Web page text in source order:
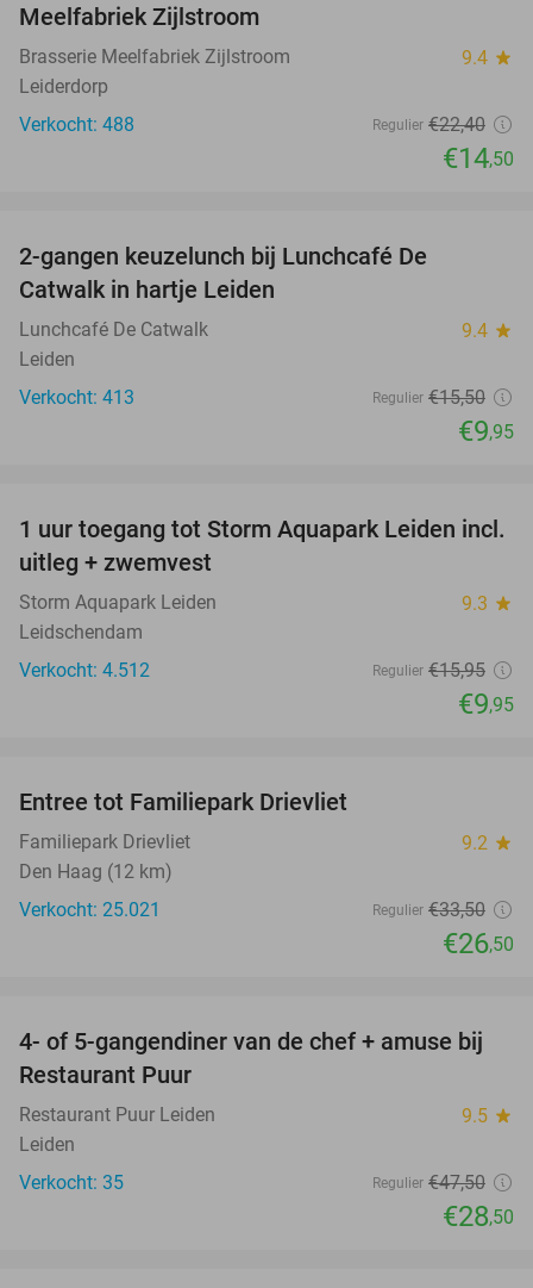
Meelfabriek Zijlstroom
Brasserie Meelfabriek Zijlstroom 9.4 star
Leiderdorp
Verkocht: 488
Regulier €22,40
€14,50
2-gangen keuzelunch bij Lunchcafé De
Catwalk in hartje Leiden
Lunchcafé De Catwalk 9.4 star
Leiden
Verkocht: 413
Regulier €15,50
€9,95
38%
1 uur toegang tot Storm Aquapark Leiden incl.
uitleg + zwemvest
Storm Aquapark Leiden 9.3 star
Leidschendam
Verkocht: 4.512
Regulier €15,95
€9,95
Entree tot Familiepark Drievliet
Familiepark Drievliet 9.2 star
Den Haag (12 km)
Verkocht: 25.021
Regulier €33,50
€26,50
40%
4- of 5-gangendiner van de chef + amuse bij
Restaurant Puur
Restaurant Puur Leiden 9.5 star
Leiden
Verkocht: 35
Regulier €47,50
€28,50